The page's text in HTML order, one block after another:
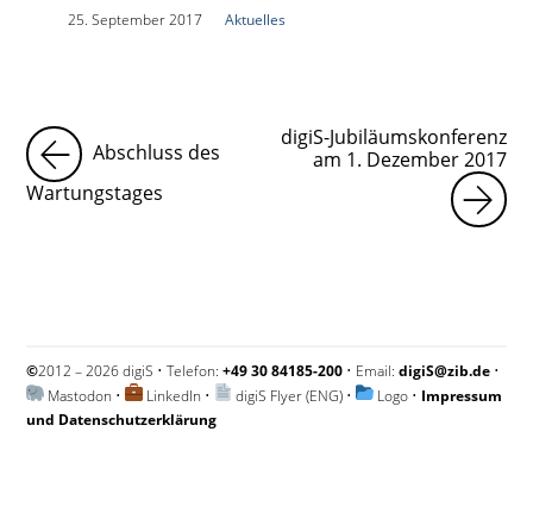
25. September 2017 Aktuelles
Abschluss des
Wartungstages
digiS-Jubiläumskonferenz
am 1. Dezember 2017
©2012 – 2026 digiS • Telefon:+49 30 84185-200 • Email:digiS@zib.de •
Mastodon • LinkedIn • digiS Flyer (ENG) • Logo • Impressum
und Datenschutzerklärung